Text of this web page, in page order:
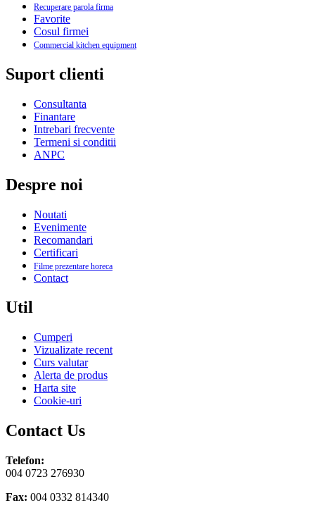
Recuperare parola firma
Favorite
Cosul firmei
Commercial kitchen equipment
Suport clienti
Consultanta
Finantare
Intrebari frecvente
Termeni si conditii
ANPC
Despre noi
Noutati
Evenimente
Recomandari
Certificari
Filme prezentare horeca
Contact
Util
Cumperi
Vizualizate recent
Curs valutar
Alerta de produs
Harta site
Cookie-uri
Contact Us
Telefon:
004 0723 276930
Fax: 004 0332 814340